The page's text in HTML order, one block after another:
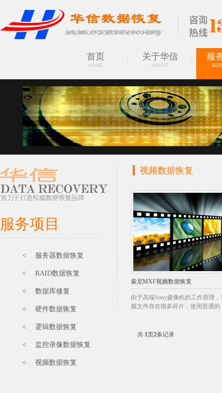
首页
HOME
关于华信
ABOUT
服
服务项目
< 服务器数据恢复
< RAID数据恢复
< 数据库修复
< 硬件数据恢复
< 逻辑数据恢复
< 监控录像数据恢复
< 视频数据恢复
视频数据恢复
索尼MXF视频数据恢复
由于高端Sony摄像机的工作原理
频文件存在很多碎片，使用普通的
共 1页2条记录